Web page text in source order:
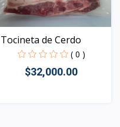
Tocineta de Cerdo
( 0 )
$32,000.00